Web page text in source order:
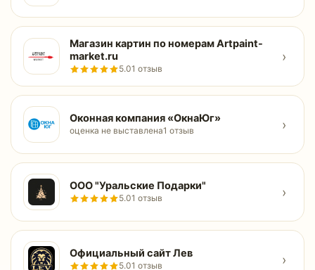
Магазин картин по номерам Artpaint-
market.ru
5.01 отзыв
›
Оконная компания «ОкнаЮг»
оценка не выставлена1 отзыв ›
ООО "Уральские Подарки"
5.01 отзыв ›
Официальный сайт Лев
5.01 отзыв ›